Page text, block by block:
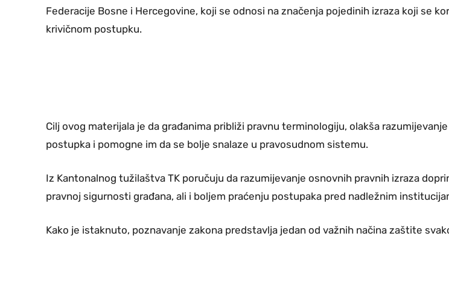
Federacije Bosne i Hercegovine, koji se odnosi na značenja pojedinih izraza koji se
krivičnom postupku.
Cilj ovog materijala je da građanima približi pravnu terminologiju, olakša
postupka i pomogne im da se bolje snalaze u pravosudnom sistemu.
Iz Kantonalnog tužilaštva TK poručuju da razumijevanje osnovnih pravnih izraza
pravnoj sigurnosti građana, ali i boljem praćenju postupaka pred nadležnim
Kako je istaknuto, poznavanje zakona predstavlja jedan od važnih načina zaštite